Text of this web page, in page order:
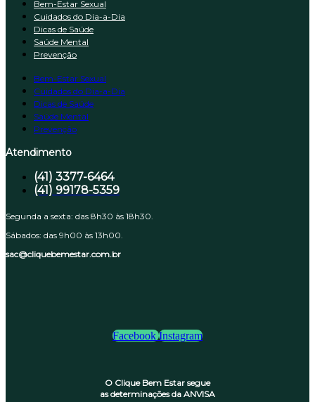
Bem-Estar Sexual
Cuidados do Dia-a-Dia
Dicas de Saúde
Saúde Mental
Prevenção
Bem-Estar Sexual
Cuidados do Dia-a-Dia
Dicas de Saúde
Saúde Mental
Prevenção
Atendimento
(41) 3377-6464
(41) 99178-5359
Segunda a sexta: das 8h30 às 18h30.
Sábados: das 9h00 às 13h00.
sac@cliquebemestar.com.br
Facebook Instagram
O Clique Bem Estar segue
as determinações da ANVISA